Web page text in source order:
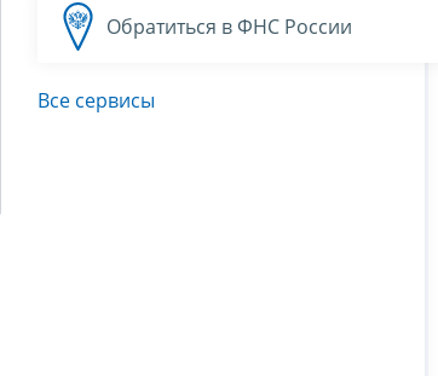
Обратиться в ФНС России
Все сервисы